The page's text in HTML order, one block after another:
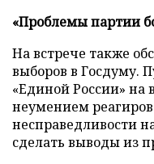
«Проблемы партии
На встрече также
выборов в Госдуму.
«Единой России» на
неумением
несправедливости
сделать выводы из